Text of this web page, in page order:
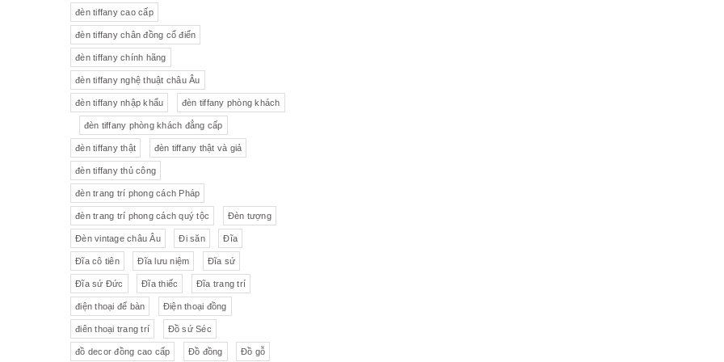
Tượng gốm Đèn bàn
Tượng Bộ trà sứ Tiệp
đèn tiffany cao cấp
đèn tiffany chân đồng cổ điển
đèn tiffany chính hãng
đèn tiffany nghệ thuật châu Âu
đèn tiffany nhập khẩu đèn tiffany phòng khách
đèn tiffany phòng khách đẳng cấp
đèn tiffany thật đèn tiffany thật và giả
đèn tiffany thủ công
đèn trang trí phong cách Pháp
đèn trang trí phong cách quý tộc Đèn tượng
Đèn vintage châu Âu Đi săn Đĩa
Đĩa cô tiên Đĩa lưu niệm Đĩa sứ
Đĩa sứ Đức Đĩa thiếc Đĩa trang trí
điện thoại để bàn Điện thoại đồng
điên thoại trang trí Đồ sứ Séc
đồ decor đồng cao cấp Đồ đồng Đồ gỗ